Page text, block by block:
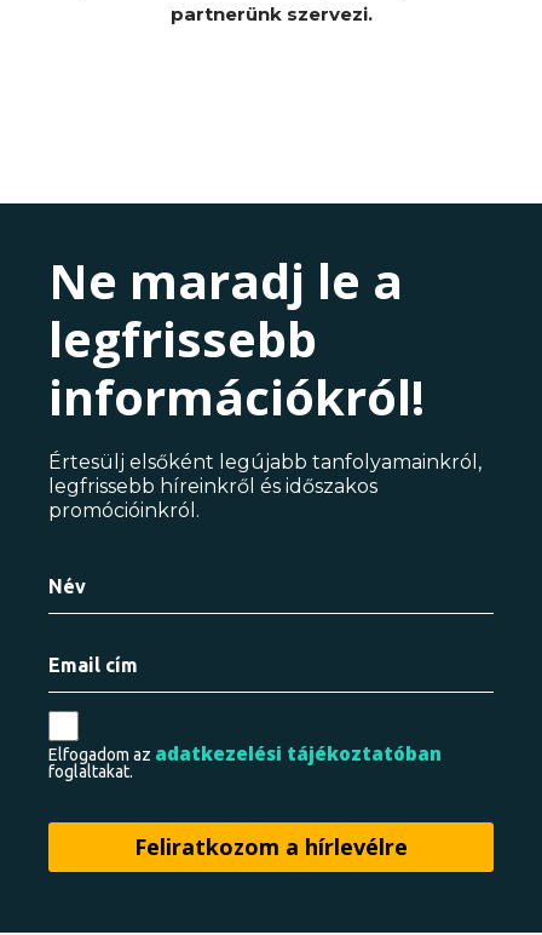
partnerünk szervezi.
Ne maradj le a
legfrissebb
információkról!
Értesülj elsőként legújabb tanfolyamainkról,
legfrissebb híreinkről és időszakos
promócióinkról.
Elfogadom az adatkezelési tájékoztatóban
foglaltakat.